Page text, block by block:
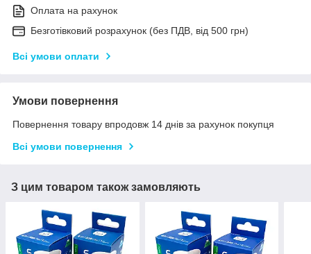
Оплата на рахунок
Безготівковий розрахунок (без ПДВ, від 500 грн)
Всі умови оплати
Умови повернення
Повернення товару впродовж 14 днів за рахунок покупця
Всі умови повернення
З цим товаром також замовляють